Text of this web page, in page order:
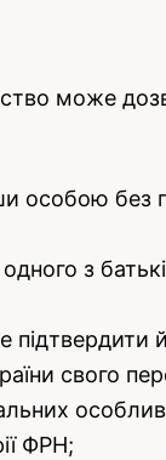
може
особою
з
свого
ФРН;